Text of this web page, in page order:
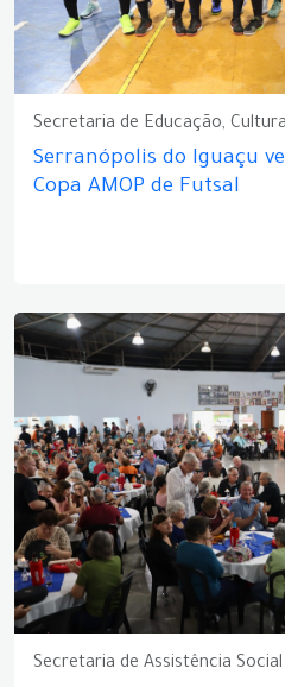
Secretaria de Educação,
Serranópolis do Iguaçu
Copa AMOP de Futsal
Secretaria de Assistência Social